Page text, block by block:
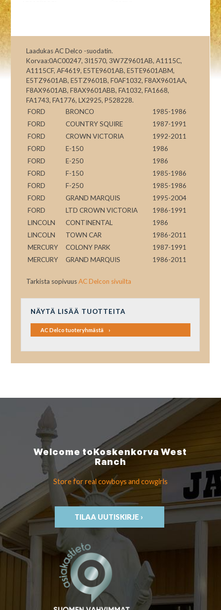
Laadukas AC Delco -suodatin.
Korvaa:0AC00247, 3I1570, 3W7Z9601AB, A1115C,
A1115CF, AF4619, E5TE9601AB, E5TE9601ABM,
E5TZ9601AB, E5TZ9601B, F0AF1032, F8AX9601AA,
F8AX9601AB, F8AX9601ABB, FA1032, FA1668,
FA1743, FA1776, LX2925, P528228.
FORD
BRONCO
1985-1986
FORD
COUNTRY SQUIRE
1987-1991
FORD
CROWN VICTORIA
1992-2011
FORD
E-150
1986
FORD
E-250
1986
FORD
F-150
1985-1986
FORD
F-250
1985-1986
FORD
GRAND MARQUIS
1995-2004
FORD
LTD CROWN VICTORIA
1986-1991
LINCOLN
CONTINENTAL
1986
LINCOLN
TOWN CAR
1986-2011
MERCURY
COLONY PARK
1987-1991
MERCURY
GRAND MARQUIS 1986-2011
Tarkista sopivuusAC Delcon sivuilta
NÄYTÄ LISÄÄ TUOTTEITA
AC Delco tuoteryhmästä
Welcome toKoskenkorvaWest
Ranch
Store for real cowboys and cowgirls
TILAA UUTISKIRJE ›